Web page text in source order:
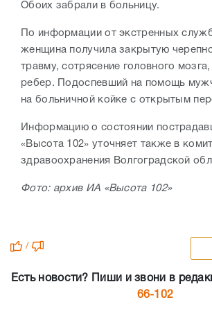
Обоих забрали в больницу.
По информации от экстренных
женщина получила закрытую
травму, сотрясение головного
ребер. Подоспевший на помощь
на больничной койке с открытым
Информацию о состоянии
«Высота 102» уточняет также в
здравоохранения Волгоградской
Фото: архив ИА «Высота 102»
/
Есть новости? Пиши и звони в
66-102